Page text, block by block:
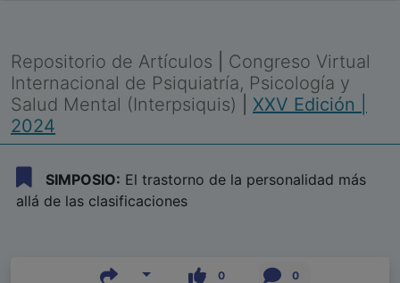
Repositorio de Artículos
Congreso Virtual
Internacional de Psiquiatría, Psicología y
Salud Mental (Interpsiquis)
XXV Edición |
2024
SIMPOSIO: El trastorno de la personalidad más
allá de las clasificaciones
0 0